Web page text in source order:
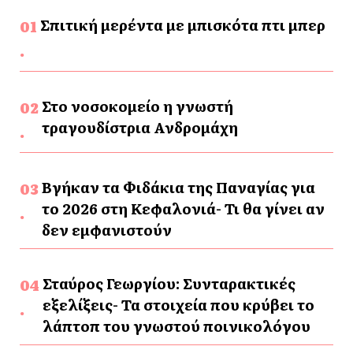
Σπιτική μερέντα με μπισκότα πτι μπερ
Στο νοσοκομείο η γνωστή
τραγουδίστρια Ανδρομάχη
Βγήκαν τα Φιδάκια της Παναγίας για
το 2026 στη Κεφαλονιά- Τι θα γίνει αν
δεν εμφανιστούν
Σταύρος Γεωργίου: Συνταρακτικές
εξελίξεις- Τα στοιχεία που κρύβει το
λάπτοπ του γνωστού ποινικολόγου